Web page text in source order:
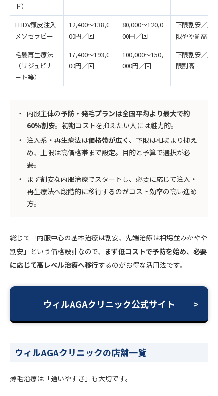
ド）
LHDV頭皮注入
メソセラピー
12,400〜138,0
00円／回
80,000〜120,0
00円／回
下限割安／上
限やや割高
毛髪再生療法
（リジュビナ
ート等）
17,400〜193,0
00円／回
100,000〜150,
000円／回
下限割安／上
限割高
内服主体の予防・発毛プランは全国平均より最大で約
60％割安。初期コストを抑えたい人には魅力的。
注入系・再生療法は価格帯が広く 、下限は相場より抑え
め、上限は高価格帯まで設定。目的と予算で選択が必
要。
まず割安な内服治療でスタートし、必要に応じて注入・
再生療法へ段階的に移行するのがコスト効率の高い進め
方。
総じて「内服中心の基本治療は割安、先端治療は相場並みかやや
割安」という価格設計なので、 まず低コストで予防を始め、必要
に応じて高レベル治療へ移行するのがお得な活用法です。
ウィルAGAクリニック公式サイト
ウィルAGAクリニックの店舗一覧
薄毛治療は「通いやすさ」も大切です。